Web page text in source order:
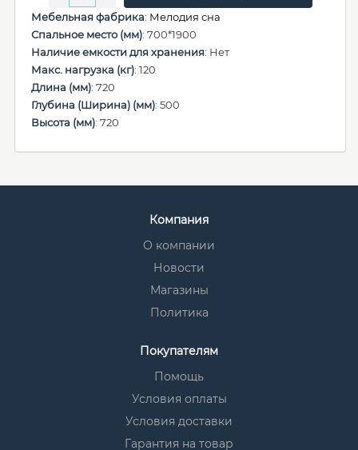
Мебельная фабрика: Мелодия сна
Спальное место (мм): 700*1900
Наличие емкости для хранения: Нет
Макс. нагрузка (кг): 120
Длина (мм): 720
Глубина (Ширина) (мм): 500
Высота (мм): 720
Компания
О компании
Новости
Магазины
Политика
Покупателям
Помощь
Условия оплаты
Условия доставки
Гарантия на товар